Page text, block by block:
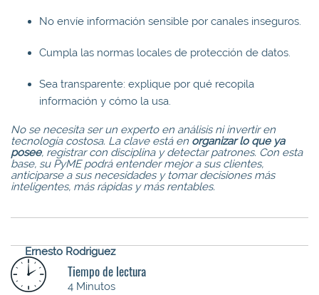
No envíe información sensible por canales inseguros.
Cumpla las normas locales de protección de datos.
Sea transparente: explique por qué recopila
información y cómo la usa.
No se necesita ser un experto en análisis ni invertir en
tecnología costosa. La clave está en organizar lo que ya
posee, registrar con disciplina y detectar patrones. Con esta
base, su PyME podrá entender mejor a sus clientes,
anticiparse a sus necesidades y tomar decisiones más
inteligentes, más rápidas y más rentables.
Ernesto Rodriguez
Tiempo de lectura
4 Minutos